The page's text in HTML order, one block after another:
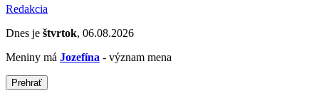
Redakcia
Dnes je štvrtok, 06.08.2026
Meniny má Jozefína - význam mena
Prehrať